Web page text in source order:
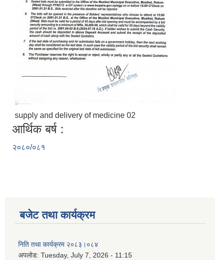
supply and delivery of medicine 02
आर्थिक बर्ष :
२०८०/०८१
बजेट तथा कार्यक्रम
निति तथा कार्यक्रम २०८३।०८४
अपलोड: Tuesday, July 7, 2026 - 11:15